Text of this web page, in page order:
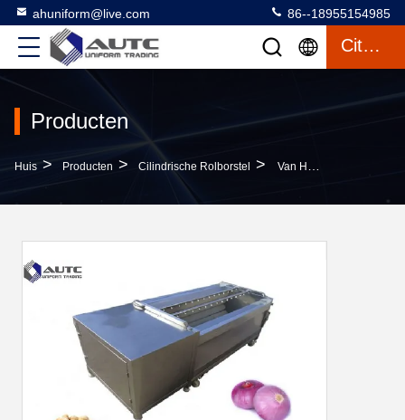
ahuniform@live.com 86--18955154985
Citaat
Producten
Huis > Producten > Cilindrische Rolborstel > Van Het De Borstelsfruit Van De Polypropyleen Het Industriële Rol De Groentewas Schoonmaken